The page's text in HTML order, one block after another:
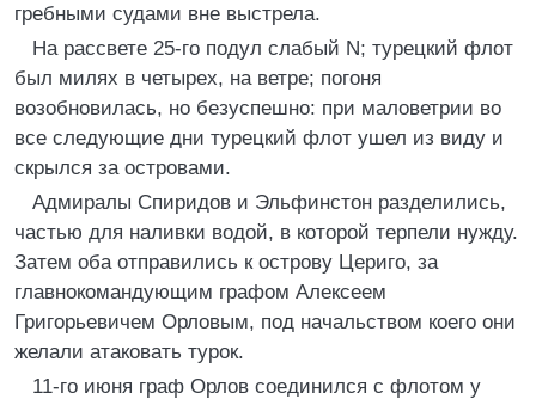
гребными судами вне выстрела.
На рассвете 25-го подул слабый N; турецкий флот
был милях в четырех, на ветре; погоня
возобновилась, но безуспешно: при маловетрии во
все следующие дни турецкий флот ушел из виду и
скрылся за островами.
Адмиралы Спиридов и Эльфинстон разделились,
частью для наливки водой, в которой терпели нужду.
Затем оба отправились к острову Цериго, за
главнокомандующим графом Алексеем
Григорьевичем Орловым, под начальством коего они
желали атаковать турок.
11-го июня граф Орлов соединился с флотом у